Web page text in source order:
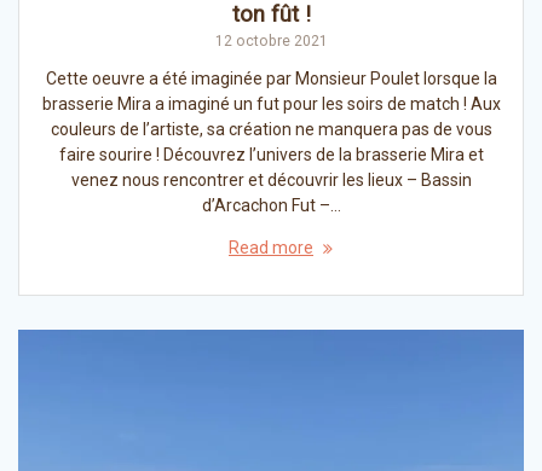
ton fût !
12 octobre 2021
Cette oeuvre a été imaginée par Monsieur Poulet lorsque la
brasserie Mira a imaginé un fut pour les soirs de match ! Aux
couleurs de l’artiste, sa création ne manquera pas de vous
faire sourire ! Découvrez l’univers de la brasserie Mira et
venez nous rencontrer et découvrir les lieux – Bassin
d’Arcachon Fut –…
Read more